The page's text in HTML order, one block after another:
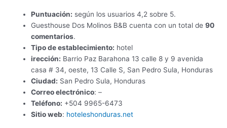
Puntuación: según los usuarios 4,2 sobre 5.
Guesthouse Dos Molinos B&B cuenta con un total de90
comentarios.
Tipo de establecimiento: hotel
irección: Barrio Paz Barahona 13 calle 8 y 9 avenida
casa # 34, oeste, 13 Calle S, San Pedro Sula, Honduras
Ciudad: San Pedro Sula, Honduras
Correo electrónico: –
Teléfono: +504 9965-6473
Sitio web: hoteleshonduras.net